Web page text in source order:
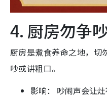
4. 厨房勿争
厨房是煮食养命之地，切
吵或讲粗口。
影响： 吵闹声会让